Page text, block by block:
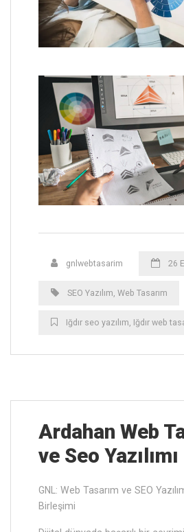
gnlwebtasarim 26
SEO Yazılım, Web Tasarım
Iğdır ‎seo yazılım, Iğdır ‎web
Ardahan ‎Web
ve Seo Yazılımı
GNL: Web Tasarım ve SEO
Birleşimi